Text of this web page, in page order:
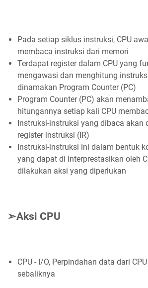
Pada setiap siklus instruksi, CPU
membaca instruksi dari memori
Terdapat register dalam CPU yang
mengawasi dan menghitung
dinamakan Program Counter (PC)
Program Counter (PC) akan
hitungannya setiap kali CPU
Instruksi-instruksi yang dibaca akan
register instruksi (IR)
Instruksi-instruksi ini dalam bentuk
yang dapat di interprestasikan oleh
dilakukan aksi yang diperlukan
➣Aksi CPU
CPU - I/O, Perpindahan data dari
sebaliknya